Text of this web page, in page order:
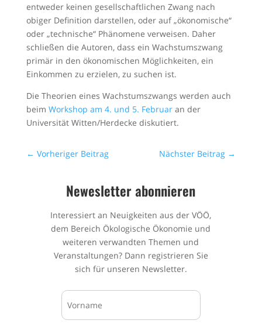
entweder keinen gesellschaftlichen Zwang nach
obiger Definition darstellen, oder auf „ökonomische“
oder „technische“ Phänomene verweisen. Daher
schließen die Autoren, dass ein Wachstumszwang
primär in den ökonomischen Möglichkeiten, ein
Einkommen zu erzielen, zu suchen ist.
Die Theorien eines Wachstumszwangs werden auch
beim Workshop am 4. und 5. Februaran der
Universität Witten/Herdecke diskutiert.
← Vorheriger Beitrag Nächster Beitrag →
Newesletter abonnieren
Interessiert an Neuigkeiten aus der VÖÖ,
dem Bereich Ökologische Ökonomie und
weiteren verwandten Themen und
Veranstaltungen? Dann registrieren Sie
sich für unseren Newsletter.